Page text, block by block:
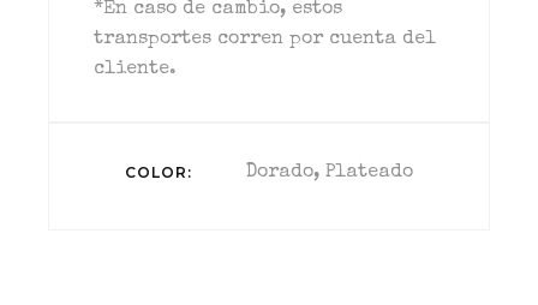
*En caso de cambio, estos
transportes corren por cuenta del
cliente.
COLOR Dorado, Plateado